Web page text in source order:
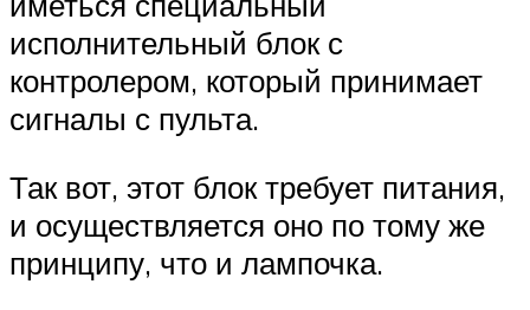
исполнительный блок с
контролером, который принимает
сигналы с пульта.
Так вот, этот блок требует питания,
и осуществляется оно по тому же
принципу, что и лампочка.